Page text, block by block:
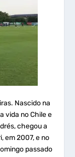
Nascido na
vida no Chile e
chegou a
em 2007, e no
passado